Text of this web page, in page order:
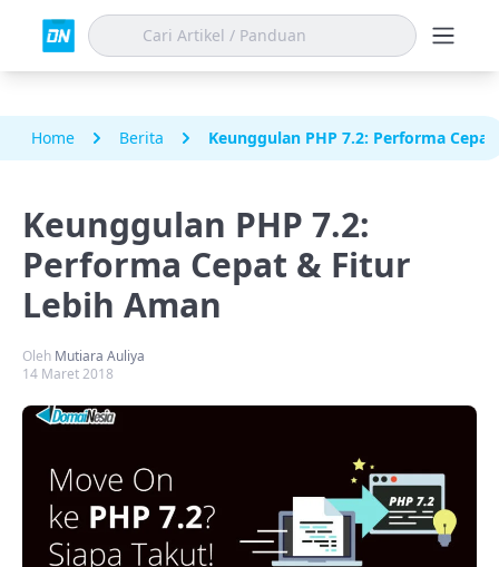
Home Berita Keunggulan PHP 7.2: Performa
Keunggulan PHP 7.2:
Performa Cepat & Fitur
Lebih Aman
Oleh Mutiara Auliya
14 Maret 2018